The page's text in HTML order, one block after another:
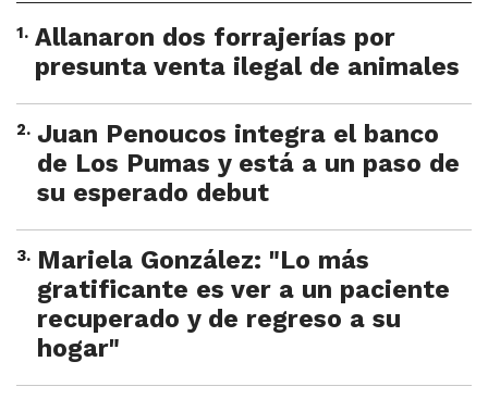
1. Allanaron dos forrajerías por
presunta venta ilegal de animales
2. Juan Penoucos integra el banco
de Los Pumas y está a un paso de
su esperado debut
3. Mariela González: "Lo más
gratificante es ver a un paciente
recuperado y de regreso a su
hogar"